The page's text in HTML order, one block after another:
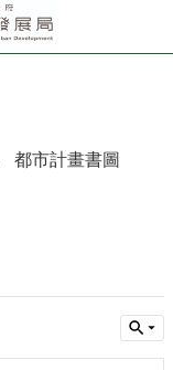
都市計畫書圖